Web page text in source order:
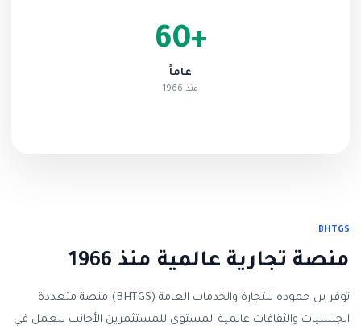
+60
عاماً
منذ 1966
BHTGS
منصة تجارية عالمية منذ 1966
توفر بن حموده للتجارة والخدمات العامة (BHTGS) منصة متعددة
الجنسيات والثقافات عالمية المستوى للمستثمرين الأجانب للعمل في